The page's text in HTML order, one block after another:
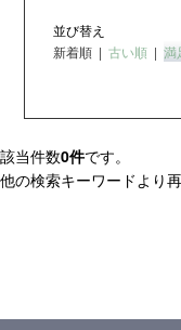
並び替え
新着順 | 古い順 | 満
該当件数0件です。
他の検索キーワードより